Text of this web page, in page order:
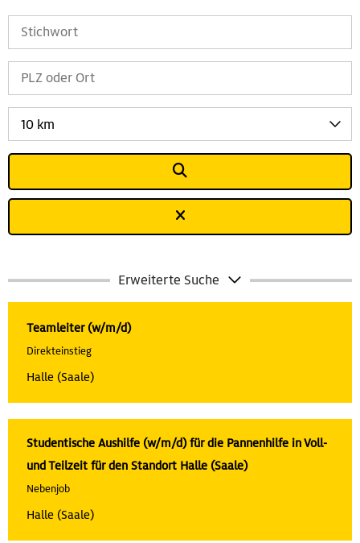
10 km
Erweiterte Suche
Teamleiter (w/m/d)
Direkteinstieg
Halle (Saale)
Studentische Aushilfe (w/m/d) für die Pannenhilfe in Voll-
und Teilzeit für den Standort Halle (Saale)
Nebenjob
Halle (Saale)